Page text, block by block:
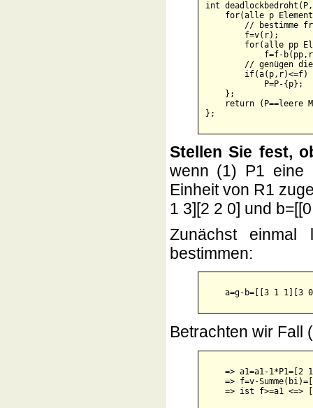
int
for(alle p
// bestimme
        f=v(r);
for(alle pp
f=f-
// genügen
        if(a(p,r)<=f)
P=P-{p};
    };
return (P==leere
Stellen Sie fest,
wenn (1) P1 eine
Einheit von R1
1 3][2 2 0] und
Zunächst einmal
bestimmen:
Betrachten wir Fall
=> a1=a1-1*P1=[2
=> f=v-